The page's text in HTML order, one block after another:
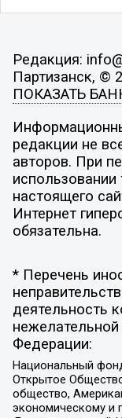
Редакция:
Партизанск, ©
ПОКАЗАТЬ
редакции не
авторов. При
настоящего
Интернет
обязательна.
* Перечень
деятельность
Федерации:
Национальный
Открытое
общество,
экономическому и